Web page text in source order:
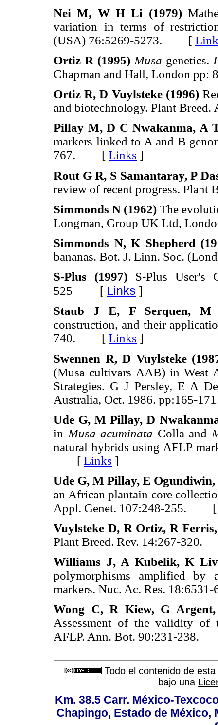
Nei M, W H Li (1979)
variation in terms of
(USA) 76:5269-5273. [
Ortiz R (1995) Musa genetics.
Chapman and Hall, London
Ortiz R, D Vuylsteke (1996)
and biotechnology. Plant
Pillay M, D C Nwakanma, A
markers linked to A and B
767. [ Links ]
Rout G R, S Samantaray, P
review of recent progress.
Simmonds N (1962) The
Longman, Group UK Ltd,
Simmonds N, K Shepherd
bananas. Bot. J. Linn. Soc.
S-Plus (1997) S-Plus User's
525 [ Links ]
Staub J E, F Serquen, M
construction, and their
740. [ Links ]
Swennen R, D Vuylsteke
(Musa cultivars AAB) in West
Strategies. G J Persley, E A
Australia, Oct. 1986.
Ude G, M Pillay, D
in Musa acuminata Colla and
natural hybrids using AFLP
[ Links ]
Ude G, M Pillay, E Ogundiwin,
an African plantain core
Appl. Genet. 107:248-255.
Vuylsteke D, R Ortiz, R
Plant Breed. Rev. 14:267-
Williams J, A Kubelik, K
polymorphisms amplified by
markers. Nuc. Ac. Res.
Wong C, R Kiew, G
Assessment of the validity
AFLP. Ann. Bot. 90:231-
Todo el contenido de
bajo una
Km. 38.5 Carr. México-
Chapingo, Estado de México,